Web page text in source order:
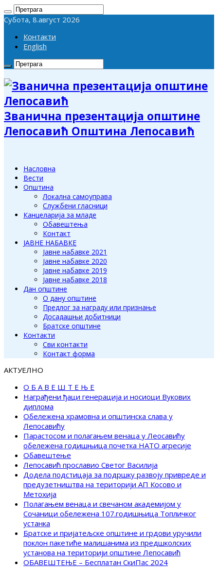
Субота, 8.август 2026
Контакти
English
Званична презентација општине
Лепосавић Општина Лепосавић
Насловна
Вести
Општина
Локална самоуправа
Службени гласници
Канцеларија за младе
Обавештења
Контакт
ЈАВНЕ НАБАВКЕ
Јавне набавке 2021
Јавне набавке 2020
Јавне набавке 2019
Јавне набавке 2018
Дан општине
О дану општине
Предлог за награду или признање
Досадашњи добитници
Братске општине
Контакти
Сви контакти
Контакт форма
АКТУЕЛНО
О Б А В Е Ш Т Е Њ Е
Награђени ђаци генерација и носиоци Вукових
диплома
Обележена храмовна и општинска слава у
Лепосавићу
Парастосом и полагањем венаца у Леосавићу
обележена годишњица почетка НАТО агресије
Обавештење
Лепосавић прославио Светог Василија
Додела подстицаја за подршку развоју привреде и
предузетништва на територији АП Косово и
Метохија
Полагањем венаца и свечаном академијом у
Сочаници обележена 107.годишњица Топличког
устанка
Братске и пријатељске општине и грдови уручили
поклон пакетиће малишанима из предшколских
установа на територији општине Лепосавић
ОБАВЕШТЕЊЕ – Бесплатан СкиПас 2024